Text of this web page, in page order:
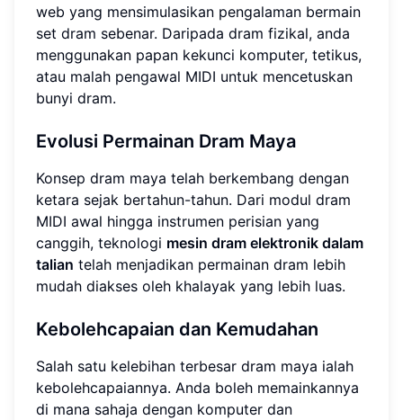
web yang mensimulasikan pengalaman bermain
set dram sebenar. Daripada dram fizikal, anda
menggunakan papan kekunci komputer, tetikus,
atau malah pengawal MIDI untuk mencetuskan
bunyi dram.
Evolusi Permainan Dram Maya
Konsep dram maya telah berkembang dengan
ketara sejak bertahun-tahun. Dari modul dram
MIDI awal hingga instrumen perisian yang
canggih, teknologi mesin dram elektronik dalam
talian telah menjadikan permainan dram lebih
mudah diakses oleh khalayak yang lebih luas.
Kebolehcapaian dan Kemudahan
Salah satu kelebihan terbesar dram maya ialah
kebolehcapaiannya. Anda boleh memainkannya
di mana sahaja dengan komputer dan